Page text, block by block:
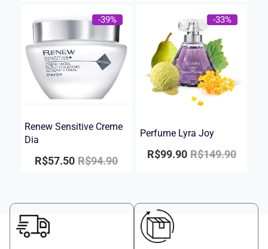
-39%
Renew Sensitive Creme
Dia
R$94.90
R$57.50
-33%
Perfume Lyra Joy
R$149.90
R$99.90